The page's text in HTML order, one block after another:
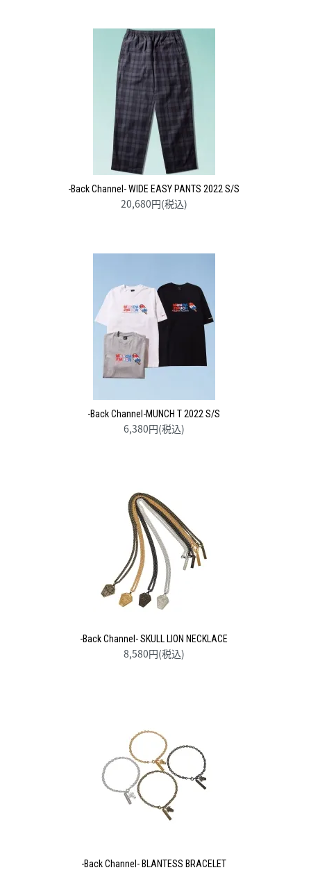
-Back Channel- WIDE EASY PANTS 2022 S/S
20,680円(税込)
-Back Channel-MUNCH T 2022 S/S
6,380円(税込)
-Back Channel- SKULL LION NECKLACE
8,580円(税込)
-Back Channel- BLANTESS BRACELET